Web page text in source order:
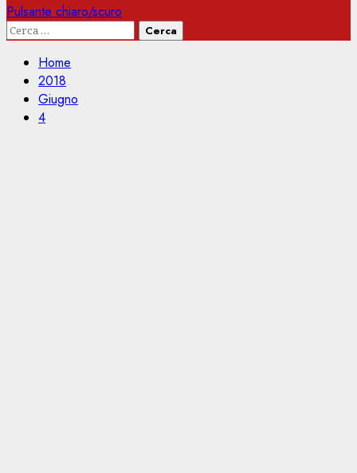
Pulsante chiaro/scuro
Ricerca
Home
2018
Giugno
4